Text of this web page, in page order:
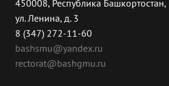
450008, Республика Башкортостан,
ул. Ленина, д. 3
8 (347) 272-11-60
bashsmu@yandex.ru
rectorat@bashgmu.ru